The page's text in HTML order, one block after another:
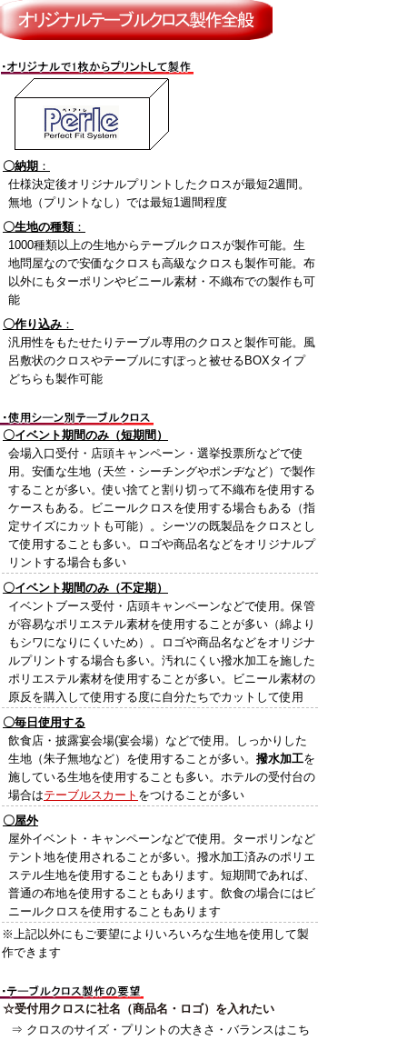
〇納期 ：
仕様決定後オリジナルプリントしたクロスが最短2週間。
無地（プリントなし）では最短1週間程度
〇生地の種類：
1000種類以上の生地からテーブルクロスが製作可能。生
地問屋なので安価なクロスも高級なクロスも製作可能。布
以外にもターポリンやビニール素材・不織布での製作も可
能
〇作り込み ：
汎用性をもたせたりテーブル専用のクロスと製作可能。風
呂敷状のクロスやテーブルにすぽっと被せるBOXタイプ
どちらも製作可能
〇イベント期間のみ（短期間）
会場入口受付・店頭キャンペーン・選挙投票所などで使
用。安価な生地（天竺・シーチングやポンヂなど）で製作
することが多い。使い捨てと割り切って不織布を使用する
ケースもある。ビニールクロスを使用する場合もある（指
定サイズにカットも可能）。シーツの既製品をクロスとし
て使用することも多い。ロゴや商品名などをオリジナルプ
リントする場合も多い
〇イベント期間のみ（不定期）
イベントブース受付・店頭キャンペーンなどで使用。保管
が容易なポリエステル素材を使用することが多い（綿より
もシワになりにくいため）。ロゴや商品名などをオリジナ
ルプリントする場合も多い。汚れにくい撥水加工を施した
ポリエステル素材を使用することが多い。ビニール素材の
原反を購入して使用する度に自分たちでカットして使用
〇毎日使用する
飲食店・披露宴会場(宴会場）などで使用。しっかりした
生地（朱子無地など）を使用することが多い。 撥水加工を
施している生地を使用することも多い。ホテルの受付台の
場合はテーブルスカート をつけることが多い
〇屋外
屋外イベント・キャンペーンなどで使用。ターポリンなど
テント地を使用されることが多い。撥水加工済みのポリエ
ステル生地を使用することもあります。短期間であれば、
普通の布地を使用することもあります。飲食の場合にはビ
ニールクロスを使用することもあります
※上記以外にもご要望によりいろいろな生地を使用して製
作できます
☆受付用クロスに社名（商品名・ロゴ）を入れたい
⇒ クロスのサイズ・プリントの大きさ・バランスはこち